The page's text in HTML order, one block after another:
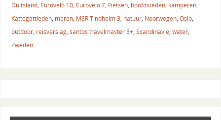
Duitsland, Eurovelo 10, Eurovelo 7, Fietsen, hoofdsteden, kamperen,
Kattegattleden, meren, MSR Tindheim 3, natuur, Noorwegen, Oslo,
outdoor, reisverslag, santos travelmaster 3+, Scandinavie, water,
Zweden